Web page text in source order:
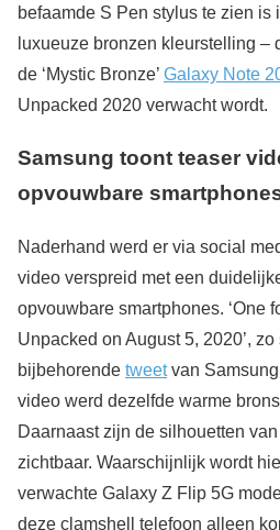
befaamde S Pen stylus te zien is
luxueuze bronzen kleurstelling
de ‘Mystic Bronze’ Galaxy Note
Unpacked 2020 verwacht wordt.
Samsung toont teaser
opvouwbare
Naderhand werd er via social
video verspreid met een
opvouwbare smartphones. ‘One
Unpacked on August 5, 2020’,
bijbehorende tweetvan
video werd dezelfde warme
Daarnaast zijn de silhouetten
zichtbaar. Waarschijnlijk wordt
verwachte Galaxy Z Flip 5G
deze clamshell telefoon alleen